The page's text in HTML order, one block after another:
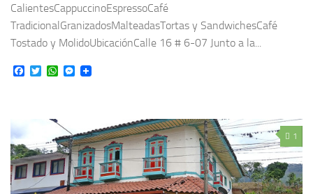
CalientesCappuccinoEspressoCafé
TradicionalGranizadosMalteadasTortas y SandwichesCafé
Tostado y MolidoUbicaciónCalle 16 # 6-07 Junto a la...
Facebook
TwitterWhatsApp
Messenger
1